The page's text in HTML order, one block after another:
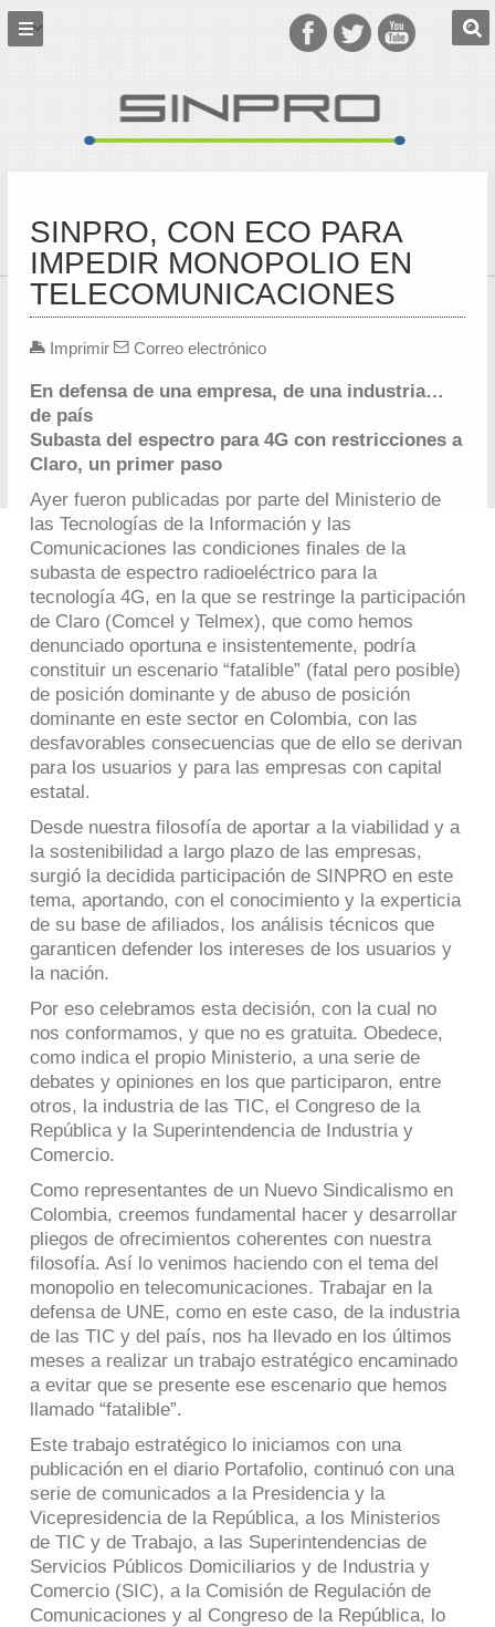
SINPRO, CON ECO PARA
IMPEDIR MONOPOLIO EN
TELECOMUNICACIONES
Imprimir Correo electrónico
En defensa de una empresa, de una industria…
de país
Subasta del espectro para 4G con restricciones a
Claro, un primer paso
Ayer fueron publicadas por parte del Ministerio de
las Tecnologías de la Información y las
Comunicaciones las condiciones finales de la
subasta de espectro radioeléctrico para la
tecnología 4G, en la que se restringe la participación
de Claro (Comcel y Telmex), que como hemos
denunciado oportuna e insistentemente, podría
constituir un escenario “fatalible” (fatal pero posible)
de posición dominante y de abuso de posición
dominante en este sector en Colombia, con las
desfavorables consecuencias que de ello se derivan
para los usuarios y para las empresas con capital
estatal.
Desde nuestra filosofía de aportar a la viabilidad y a
la sostenibilidad a largo plazo de las empresas,
surgió la decidida participación de SINPRO en este
tema, aportando, con el conocimiento y la experticia
de su base de afiliados, los análisis técnicos que
garanticen defender los intereses de los usuarios y
la nación.
Por eso celebramos esta decisión, con la cual no
nos conformamos, y que no es gratuita. Obedece,
como indica el propio Ministerio, a una serie de
debates y opiniones en los que participaron, entre
otros, la industria de las TIC, el Congreso de la
República y la Superintendencia de Industria y
Comercio.
Como representantes de un Nuevo Sindicalismo en
Colombia, creemos fundamental hacer y desarrollar
pliegos de ofrecimientos coherentes con nuestra
filosofía. Así lo venimos haciendo con el tema del
monopolio en telecomunicaciones. Trabajar en la
defensa de UNE, como en este caso, de la industria
de las TIC y del país, nos ha llevado en los últimos
meses a realizar un trabajo estratégico encaminado
a evitar que se presente ese escenario que hemos
llamado “fatalible”.
Este trabajo estratégico lo iniciamos con una
publicación en el diario Portafolio, continuó con una
serie de comunicados a la Presidencia y la
Vicepresidencia de la República, a los Ministerios
de TIC y de Trabajo, a las Superintendencias de
Servicios Públicos Domiciliarios y de Industria y
Comercio (SIC), a la Comisión de Regulación de
Comunicaciones y al Congreso de la República, lo